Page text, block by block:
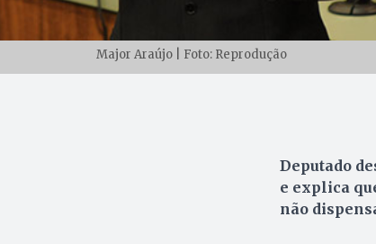
Major Araújo | Foto: Reprodução
Deputado
e explica
não